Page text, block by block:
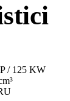
/ 125 KW